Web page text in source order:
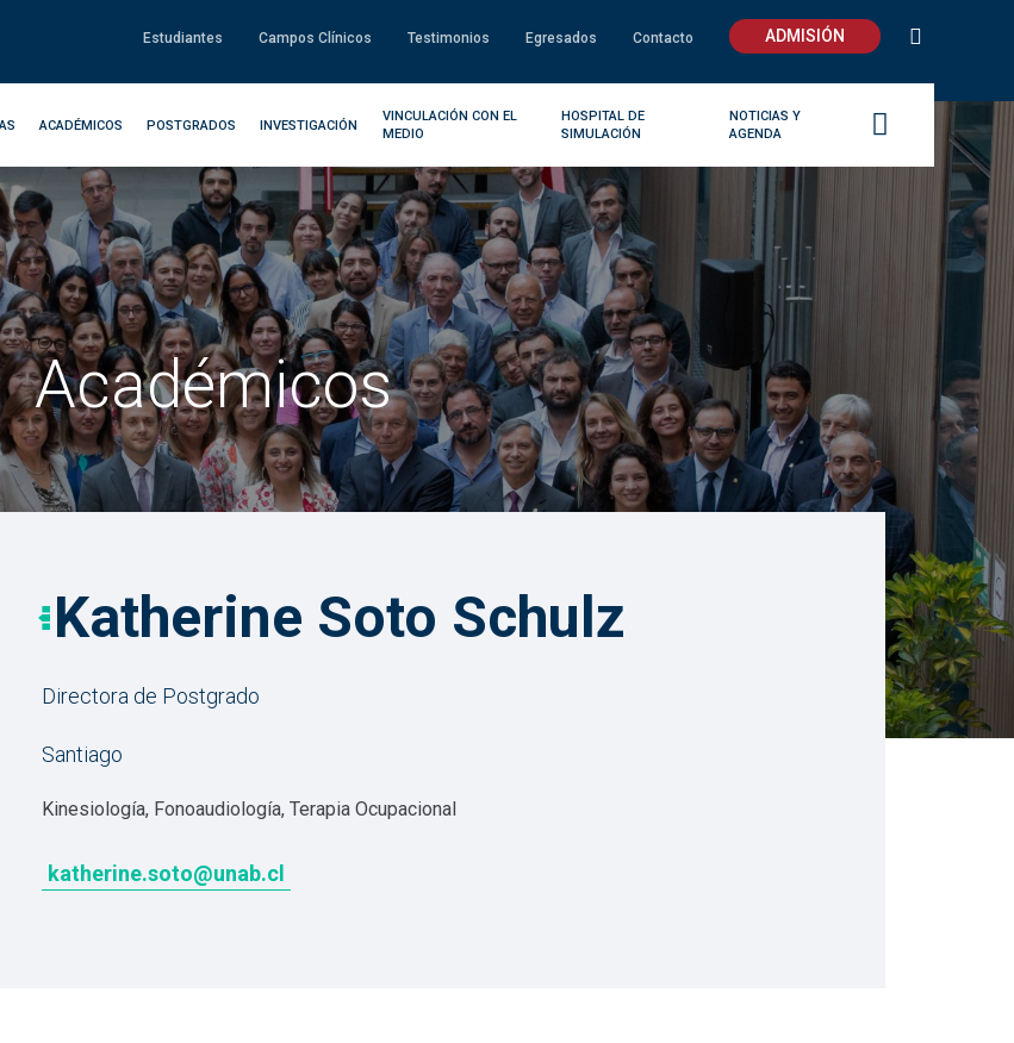
Estudiantes Campos Clínicos Testimonios Egresados Contacto ADMISIÓN
ACADÉMICOS POSTGRADOS INVESTIGACIÓN
VINCULACIÓN CON EL
MEDIO
HOSPITAL DE
SIMULACIÓN
NOTICIAS Y
AGENDA
Académicos
Katherine Soto Schulz
Directora de Postgrado
Santiago
Kinesiología, Fonoaudiología, Terapia Ocupacional
katherine.soto@unab.cl